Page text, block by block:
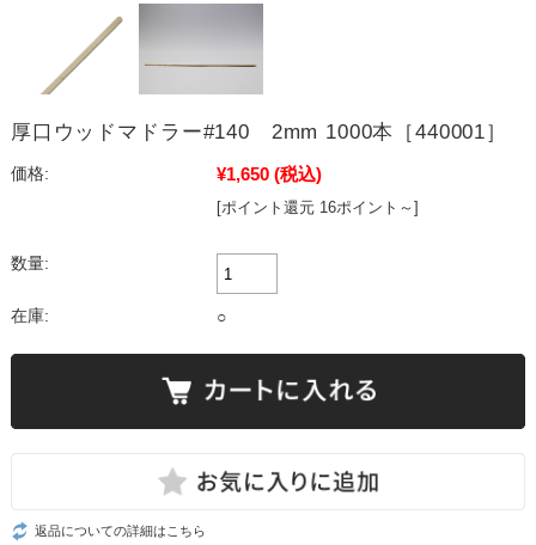
厚口ウッドマドラー#140 2mm 1000本［440001］
価格: ¥1,650 (税込)
[ポイント還元 16ポイント～]
数量:
在庫: ○
返品についての詳細はこちら